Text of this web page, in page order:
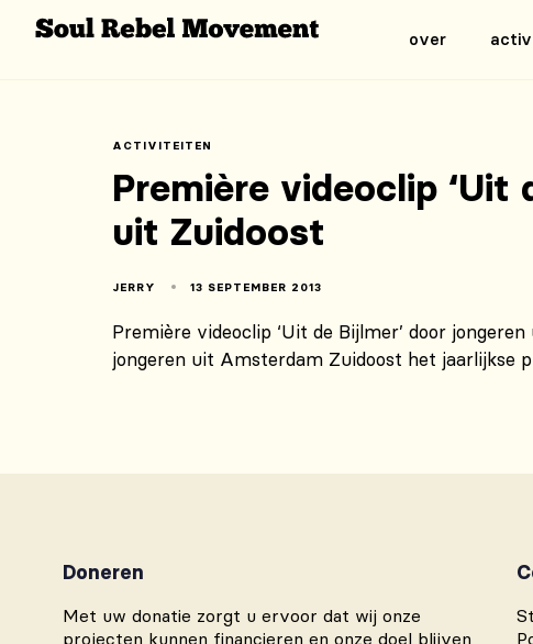
over
ACTIVITEITEN
Première videoclip ‘Uit
uit Zuidoost
JERRY 13 SEPTEMBER 2013
Première videoclip ‘Uit de Bijlmer’ door
jongeren uit Amsterdam Zuidoost het jaarlijkse
Doneren
Met uw donatie zorgt u ervoor dat wij onze
projecten kunnen financieren en onze doel blijven